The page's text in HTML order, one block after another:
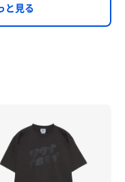
と見る